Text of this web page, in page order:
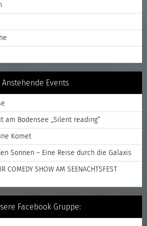
Anstehende Events
am Bodensee „Silent reading“
Komet
Sonnen – Eine Reise durch die Galaxis
SHOW AM SEENACHTSFEST
Facebook Gruppe: